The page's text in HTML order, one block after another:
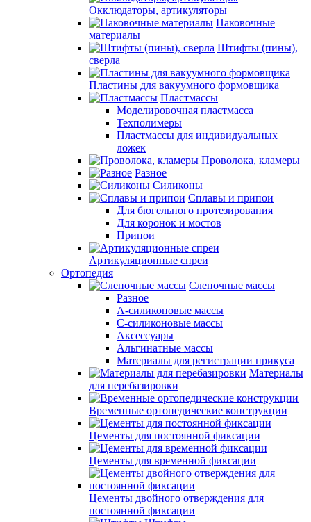
Окклюдаторы, артикуляторы
Паковочные
материалы
Штифты (пины),
сверла
Пластины для вакуумного формовщика
Пластмассы
Моделировочная пластмасса
Техполимеры
Пластмассы для индивидуальных
ложек
Проволока, кламеры
Разное
Силиконы
Сплавы и припои
Для бюгельного протезирования
Для коронок и мостов
Припои
Артикуляционные спреи
Ортопедия
Слепочные массы
Разное
А-силиконовые массы
С-силиконовые массы
Аксессуары
Альгинатные массы
Материалы для регистрации прикуса
Материалы
для перебазировки
Временные ортопедические конструкции
Цементы для постоянной фиксации
Цементы для временной фиксации
Цементы двойного отверждения для
постоянной фиксации